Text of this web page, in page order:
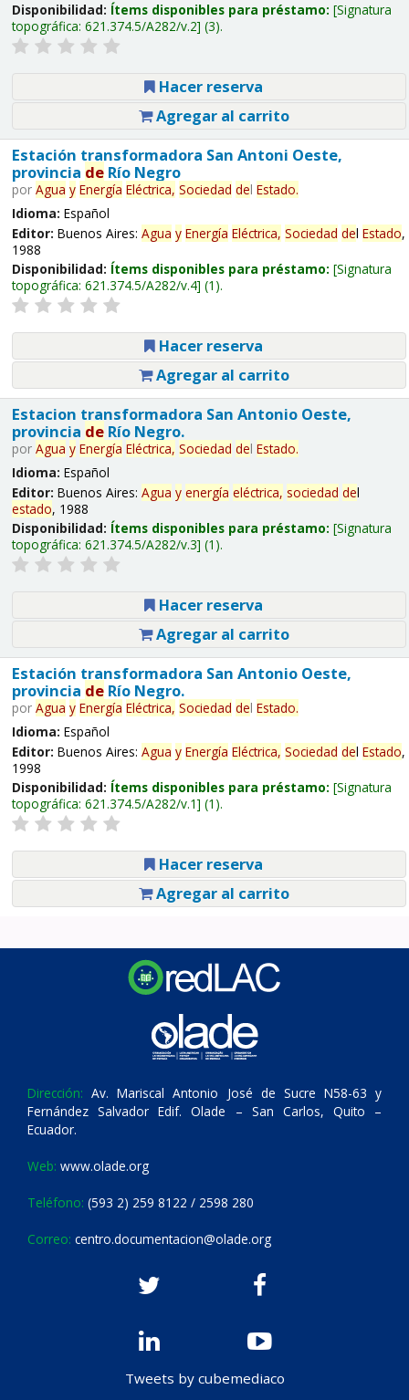
Disponibilidad: Ítems disponibles para préstamo: Signatura
topográfica: 621.374.5/A282/v.2 (3).
Hacer reserva
Agregar al carrito
Estación transformadora San Antoni Oeste,
provincia deRío Negro
por Agua y Energía Eléctrica, Sociedad del Estado.
Idioma: Español
Editor: Buenos Aires: Agua y Energía Eléctrica, Sociedad del Estado,
1988
Disponibilidad: Ítems disponibles para préstamo: Signatura
topográfica: 621.374.5/A282/v.4 (1).
Hacer reserva
Agregar al carrito
Estacion transformadora San Antonio Oeste,
provincia deRío Negro.
por Agua y Energía Eléctrica, Sociedad del Estado.
Idioma: Español
Editor: Buenos Aires: Agua y energía eléctrica, sociedad del
estado, 1988
Disponibilidad: Ítems disponibles para préstamo: Signatura
topográfica: 621.374.5/A282/v.3 (1).
Hacer reserva
Agregar al carrito
Estación transformadora San Antonio Oeste,
provincia deRío Negro.
por Agua y Energía Eléctrica, Sociedad del Estado.
Idioma: Español
Editor: Buenos Aires: Agua y Energía Eléctrica, Sociedad del Estado,
1998
Disponibilidad: Ítems disponibles para préstamo: Signatura
topográfica: 621.374.5/A282/v.1 (1).
Hacer reserva
Agregar al carrito
Dirección: Av. Mariscal Antonio José de Sucre N58-63 y
Fernández Salvador Edif. Olade – San Carlos, Quito –
Ecuador.
Web: www.olade.org
Teléfono: (593 2) 259 8122 / 2598 280
Correo: centro.documentacion@olade.org
Tweets by cubemediaco